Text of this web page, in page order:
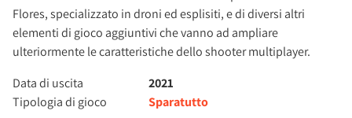
Flores, specializzato in droni ed esplisiti, e di diversi altri
elementi di gioco aggiuntivi che vanno ad ampliare
ulteriormente le caratteristiche dello shooter multiplayer.
Data di uscita
2021
Tipologia di gioco
Sparatutto